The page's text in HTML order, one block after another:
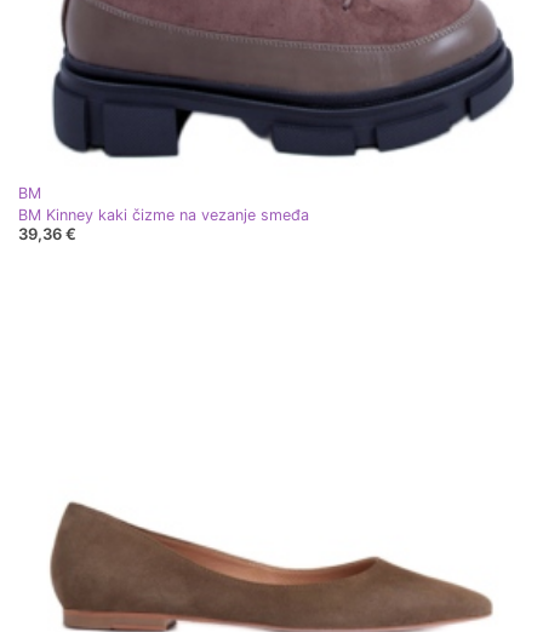
BM
BM Kinney kaki čizme na vezanje smeđa
39,36 €